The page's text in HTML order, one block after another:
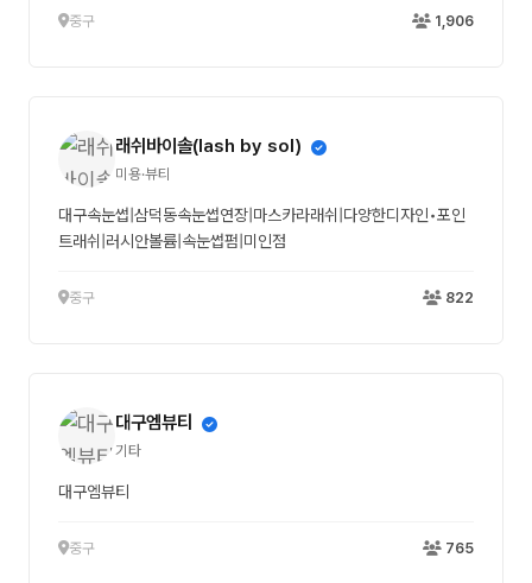
중구 1,906
래쉬바이솔(lash by sol)
미용·뷰티
대구속눈썹|삼덕동속눈썹연장|마스카라래쉬|다양한디자인•포인
트래쉬|러시안볼륨|속눈썹펌|미인점
중구 822
대구엠뷰티
기타
대구엠뷰티
중구 765